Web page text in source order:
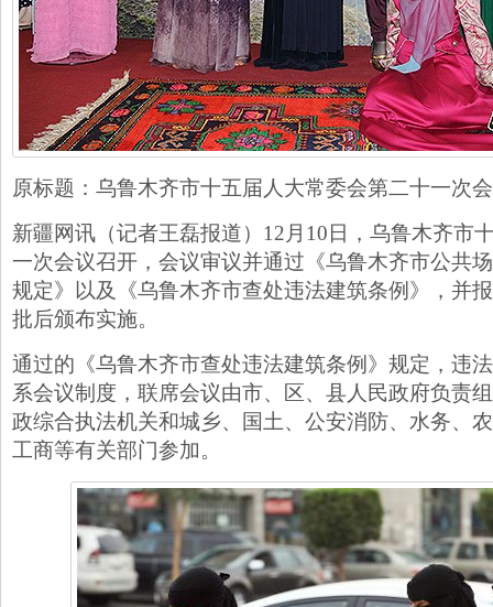
原标题：乌鲁木齐市十五届人大常委会第二十一次
新疆网讯（记者王磊报道）12月10日，乌鲁木齐市
一次会议召开，会议审议并通过《乌鲁木齐市公共
规定》以及《乌鲁木齐市查处违法建筑条例》，并
批后颁布实施。
通过的《乌鲁木齐市查处违法建筑条例》规定，违
系会议制度，联席会议由市、区、县人民政府负责
政综合执法机关和城乡、国土、公安消防、水务、
工商等有关部门参加。